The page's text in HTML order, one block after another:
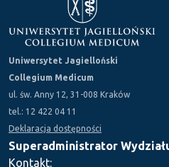
Uniwersytet Jagielloński
Collegium Medicum
ul. św. Anny 12, 31-008 Kraków
tel.: 12 422 04 11
Deklaracja dostępności
Superadministrator
Kontakt: